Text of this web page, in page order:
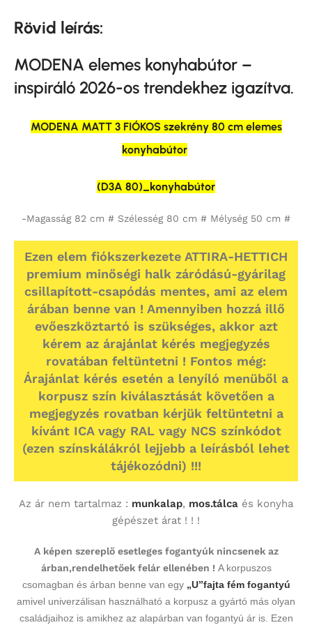
Rövid leírás:
MODENA elemes konyhabútor –
inspiráló 2026-os trendekhez igazítva.
MODENA MATT 3 FIÓKOS szekrény 80 cm elemes
konyhabútor
(D3A 80)_konyhabútor
-Magasság 82 cm # Szélesség 80 cm # Mélység 50 cm #
Ezen elem fiókszerkezete ATTIRA-HETTICH
premium minőségi halk záródású-gyárilag
csillapított-csapódás mentes, ami az elem
árában benne van ! Amennyiben hozzá illő
evőeszköztartó is szükséges, akkor azt
kérem az árajánlat kérés megjegyzés
rovatában feltüntetni ! Fontos még:
Árajánlat kérés esetén a lenyíló menüből a
korpusz szín kiválasztását követően a
megjegyzés rovatban kérjük feltüntetni a
kívánt ICA vagy RAL vagy NCS színkódot
(ezen színskálákról lejjebb a leírásból lehet
tájékozódni) !!!
Az ár nem tartalmaz : munkalap, mos.tálca és konyha
gépészet árat ! ! !
A képen szereplő esetleges fogantyúk nincsenek az
árban,rendelhetőek felár ellenében ! A korpuszos
csomagban és árban benne van egy „U”fajta fém fogantyú
amivel univerzálisan használható a korpusz a gyártó más olyan
családjaihoz is amikhez az alapárban van fogantyú ár is. Ezen